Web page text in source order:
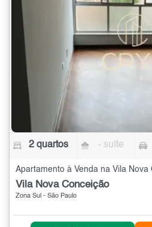
2 quartos - suíte
Vila Nova Conceição
Zona Sul - São Paulo